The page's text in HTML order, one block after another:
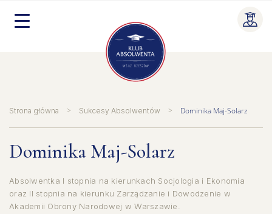
Strona główna > Sukcesy Absolwentów > Dominika Maj-Solarz
Dominika Maj-Solarz
Absolwentka I stopnia na kierunkach Socjologia i Ekonomia
oraz II stopnia na kierunku Zarządzanie i Dowodzenie w
Akademii Obrony Narodowej w Warszawie.